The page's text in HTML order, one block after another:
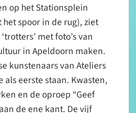
op het Stationsplein
spoor in de rug), ziet
met foto’s van
in Apeldoorn maken.
kunstenaars van Ateliers
als eerste staan. Kwasten,
en de oproep “Geef
de ene kant. De vijf